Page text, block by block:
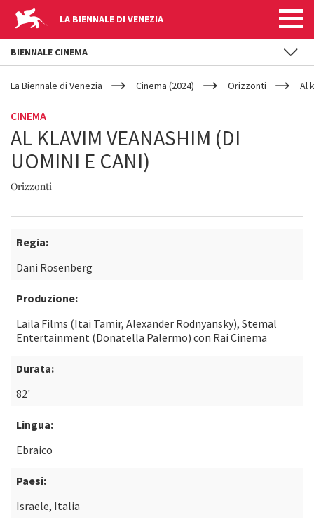
LA BIENNALE DI VENEZIA
YOUR
ARE
La Biennale di Venezia Cinema (2024) Orizzonti Al
CINEMA
AL KLAVIM VEANASHIM (DI
UOMINI E CANI)
Orizzonti
Regia:
Dani Rosenberg
Produzione:
Laila Films (Itai Tamir, Alexander Rodnyansky), Stemal
Entertainment (Donatella Palermo) con Rai Cinema
Durata:
82'
Lingua:
Ebraico
Paesi:
Israele, Italia
BIENNALE CINEMA